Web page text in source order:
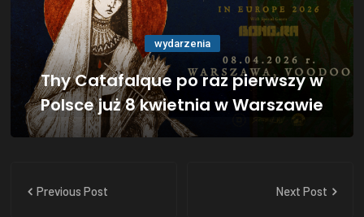
wydarzenia
Thy Catafalque po raz pierwszy w
Polsce już 8 kwietnia w Warszawie
Previous Post Next Post